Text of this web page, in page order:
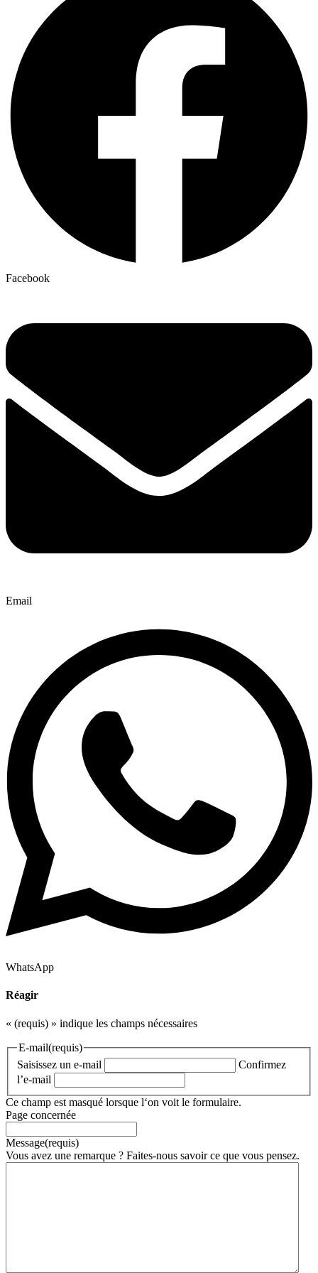
Facebook
Email
WhatsApp
Réagir
« (requis) » indique les champs nécessaires
E-mail(requis)
Saisissez un e-mail
Confirmez
l’e-mail
Ce champ est masqué lorsque l‘on voit le formulaire.
Page concernée
Message(requis)
Vous avez une remarque ? Faites-nous savoir ce que vous pensez.